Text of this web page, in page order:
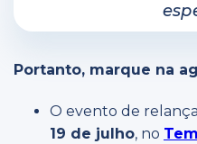
Portanto, marque na
O evento de
19 de julho, no